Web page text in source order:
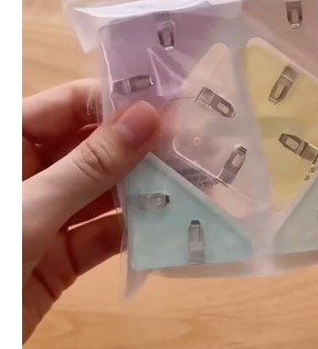
ITエンジニア向け専門サイト
企業向けIT製品の総合サイト
IT製品の技術・比較・事例
製造業のIT導入・活用を支援
モノづくり技術者専門サイト
エレクトロニクス専門サイト
電子設計の基本と応用